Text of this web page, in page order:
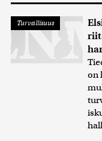
Turvallisuus
on